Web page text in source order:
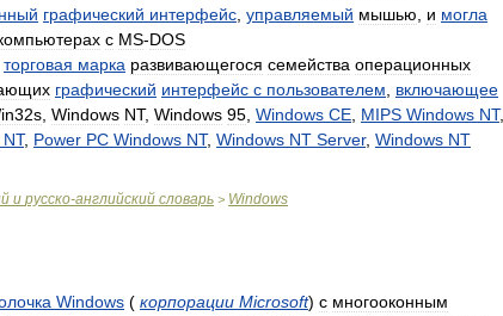
графический интерфейс управляемый мышью и могла
с MS-DOS
торговая марка развивающегося семейства операционных
графический интерфейс с пользователем
включающее
Windows NT, Windows 95 Windows CE MIPS Windows NT,
NT, Power PC Windows NT, Windows NT Server, Windows NT
и русско-английский словарь > Windows
Windows ( корпорации Microsoft) с многооконным